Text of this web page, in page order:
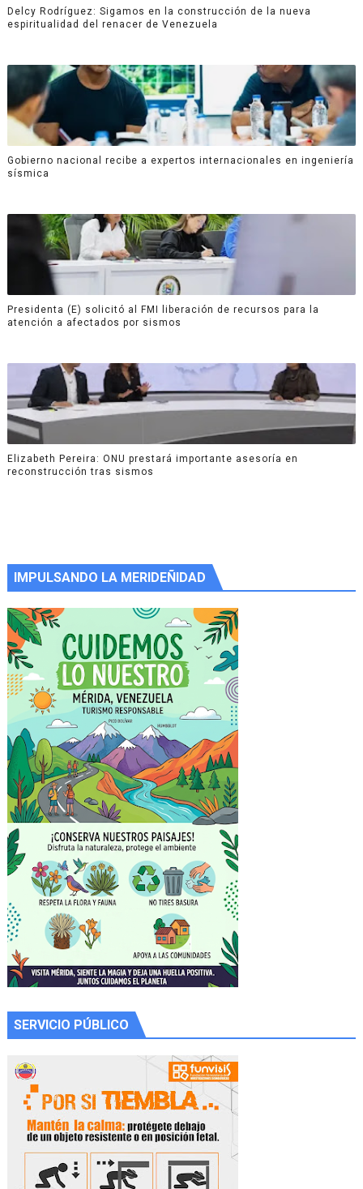
Delcy Rodríguez: Sigamos en la construcción de la nueva
espiritualidad del renacer de Venezuela
Gobierno nacional recibe a expertos internacionales en ingeniería
sísmica
Presidenta (E) solicitó al FMI liberación de recursos para la
atención a afectados por sismos
Elizabeth Pereira: ONU prestará importante asesoría en
reconstrucción tras sismos
IMPULSANDO LA MERIDEÑIDAD
SERVICIO PÚBLICO